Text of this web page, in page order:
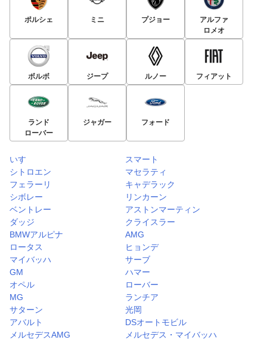
ポルシェ ミニ プジョー
アルファ
ロメオ
ボルボ ジープ ルノー フィアット
ランド
ローバー
ジャガー フォード
いすゞ
スマート
シトロエン
マセラティ
フェラーリ
キャデラック
シボレー
リンカーン
ベントレー
アストンマーティン
ダッジ
クライスラー
BMWアルピナ
AMG
ロータス
ヒョンデ
マイバッハ
サーブ
GM
ハマー
オペル
ローバー
MG
ランチア
サターン
光岡
アバルト
DSオートモビル
メルセデスAMG
メルセデス・マイバッハ